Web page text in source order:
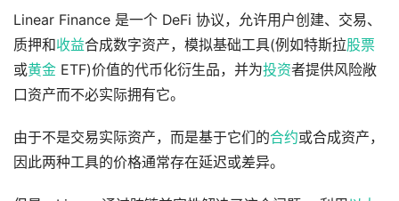
Linear Finance 是一个 DeFi 协议，允许用户创建、交易、
质押和收益合成数字资产，模拟基础工具(例如特斯拉股票
或黄金 ETF)价值的代币化衍生品，并为投资者提供风险敞
口资产而不必实际拥有它。
由于不是交易实际资产，而是基于它们的合约或合成资产，
因此两种工具的价格通常存在延迟或差异。